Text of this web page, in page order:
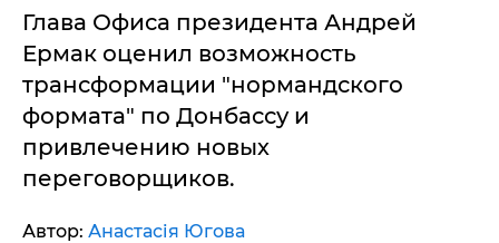
Глава Офиса президента Андрей
Ермак оценил возможность
трансформации "нормандского
формата" по Донбассу и
привлечению новых
переговорщиков.
Автор: Анастасія Югова